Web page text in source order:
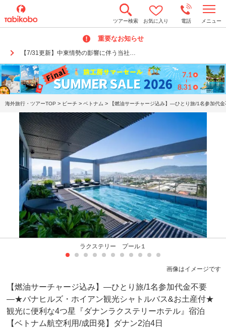
ツアー検索 お気に入り 電話 メニュー
重要なお知らせ
【7/31更新】中東情勢の影響に伴う当社…
o
n
a
v
i
g
a
t
海外旅行・ツアーTOP > ビーチ > ベトナム > 【燃油サーチャージ込み】―ひとり旅/1名参加代
ラクステリー プール１
画像はイメージです
【燃油サーチャージ込み】―ひとり旅/1名参加代金不要
―★バナヒルズ・ホイアン観光シャトルバス&お土産付★
観光に便利な4つ星『ダナンラクステリーホテル』宿泊
【ベトナム航空利用/成田発】ダナン2泊4日